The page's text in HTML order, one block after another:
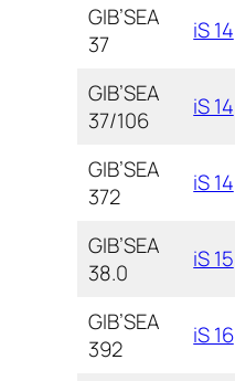
GIB’SEA
37
iS 14
GIB’SEA
37/106
iS 14
GIB’SEA
372
iS 14
GIB’SEA
38.0
iS 15
GIB’SEA
392
iS 16